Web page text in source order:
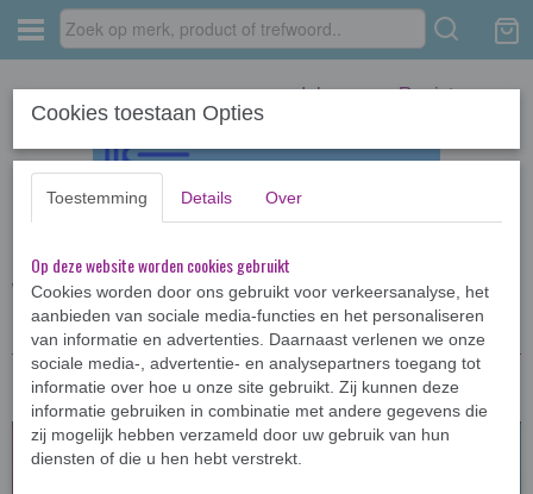
Inloggen Registreren
Home › Jeugdboeken >12jr › Diverse jeugdboeken
Woestewolf
Cookies toestaan Opties
Toestemming Details Over
Op deze website worden cookies gebruikt
Cookies worden door ons gebruikt voor verkeersanalyse, het
aanbieden van sociale media-functies en het personaliseren
van informatie en advertenties. Daarnaast verlenen we onze
sociale media-, advertentie- en analysepartners toegang tot
informatie over hoe u onze site gebruikt. Zij kunnen deze
informatie gebruiken in combinatie met andere gegevens die
zij mogelijk hebben verzameld door uw gebruik van hun
diensten of die u hen hebt verstrekt.